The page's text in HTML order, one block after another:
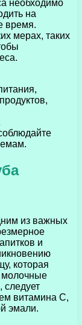
необходимо
на
время.
мерах, таких
из важных
и
которая
молочные
следует
витамина С,
эмали.